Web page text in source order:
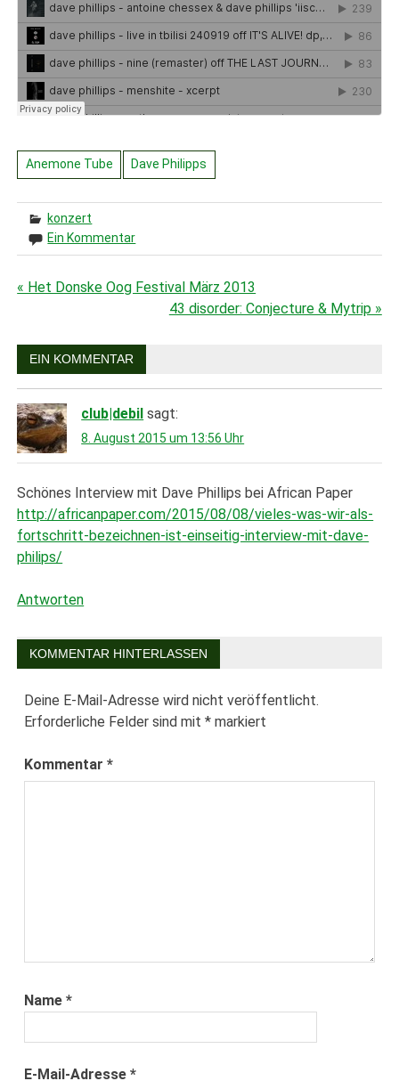
Anemone Tube Dave Philipps
konzert
Ein Kommentar
Beitragsnavigation
« Het Donske Oog Festival März 2013
43 disorder: Conjecture & Mytrip »
EIN KOMMENTAR
club|debil sagt:
8. August 2015 um 13:56 Uhr
Schönes Interview mit Dave Phillips bei African Paper
http://africanpaper.com/2015/08/08/vieles-was-wir-als-
fortschritt-bezeichnen-ist-einseitig-interview-mit-dave-
philips/
Antworten
KOMMENTAR HINTERLASSEN
Deine E-Mail-Adresse wird nicht veröffentlicht.
Erforderliche Felder sind mit* markiert
Kommentar*
Name*
E-Mail-Adresse*